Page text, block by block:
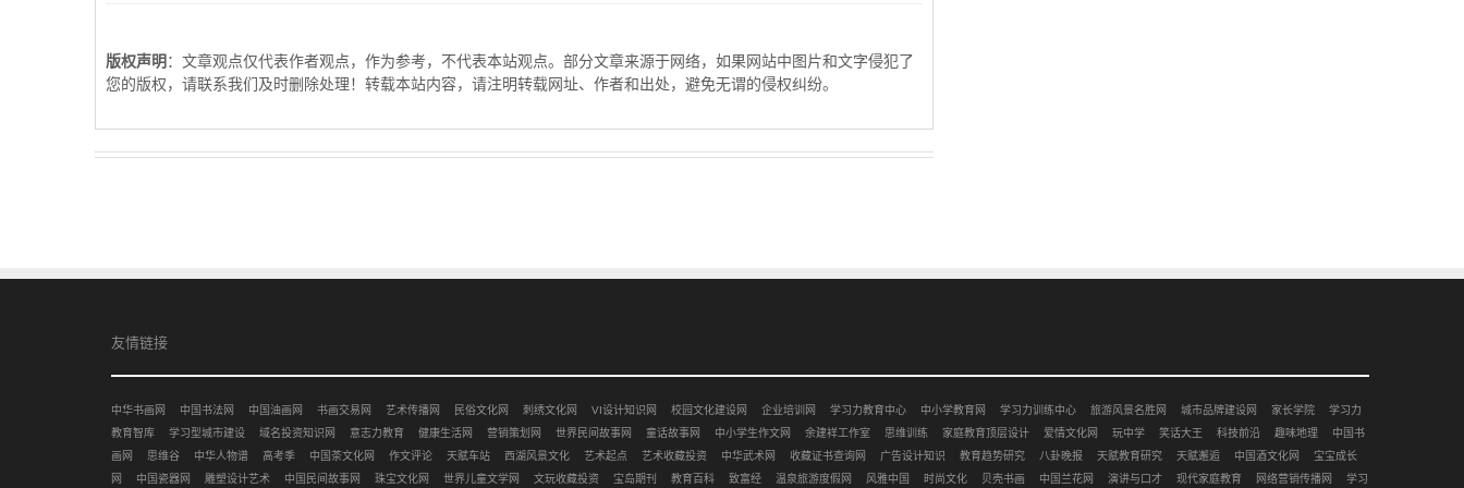
版权声明 ：文章观点仅代表作者观点，作为参考，不代表本站观点。部分文章来源于网络，如果网站中图片和文字侵犯了
您的版权，请联系我们及时删除处理！转载本站内容，请注明转载网址、作者和出处，避免无谓的侵权纠纷。
友情链接
中华书画网 中国书法网 中国油画网 书画交易网 艺术传播网 民俗文化网 刺绣文化网 VI设计知识网 校园文化建设网 企业培训网 学习力教育中心 中小学教育网 学习力训练中心 旅游风景名胜网 城市品牌建设网 家长学院
学习力
教育智库
学习型城市建设 域名投资知识网 意志力教育 健康生活网 营销策划网 世界民间故事网 童话故事网 中小学生作文网 余建祥工作室 思维训练 家庭教育顶层设计 爱情文化网 玩中学 笑话大王 科技前沿 趣味地理
中国书
画网
思维谷 中华人物谱 高考季 中国茶文化网 作文评论 天赋车站 西湖风景文化 艺术起点 艺术收藏投资 中华武术网 收藏证书查询网 广告设计知识 教育趋势研究 八卦晚报 天赋教育研究 天赋邂逅 中国酒文化网
宝宝成长
网
中国瓷器网 雕塑设计艺术 中国民间故事网 珠宝文化网 世界儿童文学网 文玩收藏投资 宝岛期刊 教育百科 致富经 温泉旅游度假网 风雅中国 时尚文化 贝壳书画 中国兰花网 演讲与口才 现代家庭教育 网络营销传播网 学习